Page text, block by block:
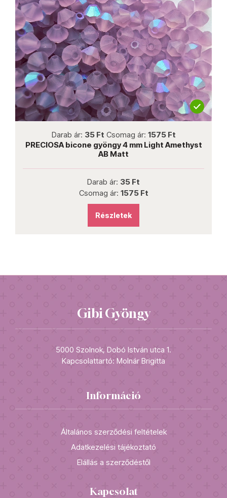
Darab ár: 35 Ft Csomag ár: 1575 Ft
PRECIOSA bicone gyöngy 4 mm Light Amethyst
AB Matt
Darab ár: 35 Ft
Csomag ár: 1575 Ft
Részletek
Gibi Gyöngy
5000 Szolnok, Dobó István utca 1.
Kapcsolattartó: Molnár Brigitta
Információ
Általános szerződési feltételek
Adatkezelési tájékoztató
Elállás a szerződéstől
Kapcsolat